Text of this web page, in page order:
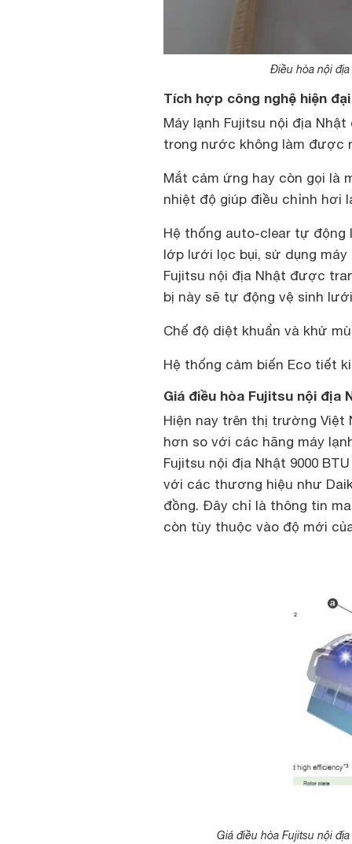
Điều hòa nội
Tích hợp công nghệ hiện
Máy lạnh Fujitsu nội địa
trong nước không làm được
Mắt cảm ứng hay còn gọi là
nhiệt độ giúp điều chỉnh hơi
Hệ thống auto-clear tự động
lớp lưới lọc bụi, sử dụng máy
Fujitsu nội địa Nhật được
bị này sẽ tự động vệ sinh
Chế độ diệt khuẩn và khử
Hệ thống cảm biến Eco tiết
Giá điều hòa Fujitsu nội địa
Hiện nay trên thị trường Việt
hơn so với các hãng máy
Fujitsu nội địa Nhật 9000
với các thương hiệu như
đồng. Đây chỉ là thông tin
còn tùy thuộc vào độ mới
Giá điều hòa Fujitsu nội